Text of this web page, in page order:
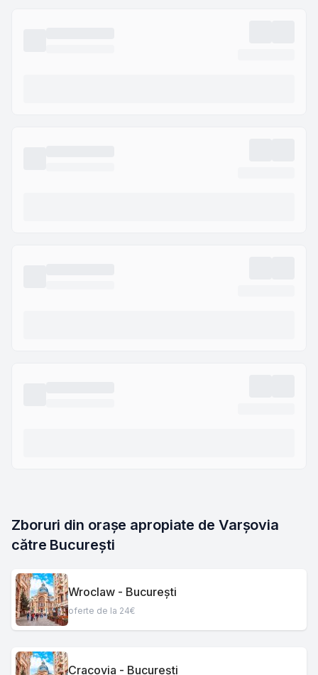
Zboruri din orașe apropiate de Varșovia
către București
Wroclaw - București
oferte de la 24€
Cracovia - București